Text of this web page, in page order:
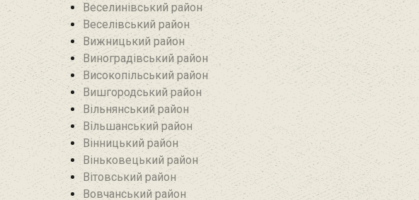
Веселинівський район‎
Веселівський район‎
Вижницький район
Виноградівський район
Високопільський район
Вишгородський район
Вільнянський район‎
Вільшанський район
Вінницький район
Віньковецький район
Вітовський район
Вовчанський район